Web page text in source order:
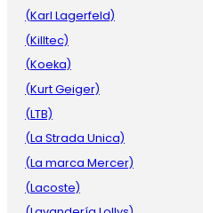
(Karl Lagerfeld)
(Killtec)
(Koeka)
(Kurt Geiger)
(LTB)
(La Strada Unica)
(La marca Mercer)
(Lacoste)